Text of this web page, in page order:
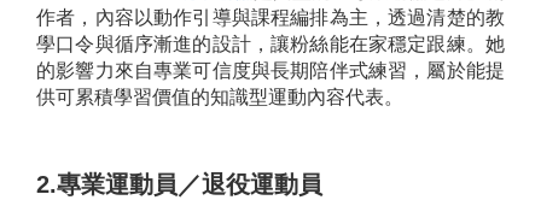
作者，內容以動作引導與課程編排為主，透過清楚的教
學口令與循序漸進的設計，讓粉絲能在家穩定跟練。她
的影響力來自專業可信度與長期陪伴式練習，屬於能提
供可累積學習價值的知識型運動內容代表。
2.專業運動員／退役運動員